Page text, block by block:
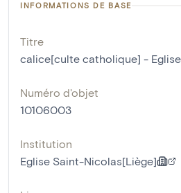
INFORMATIONS DE BASE
Titre
calice[culte catholique] -
Numéro d'objet
10106003
Institution
Eglise Saint-Nicolas[Liège]